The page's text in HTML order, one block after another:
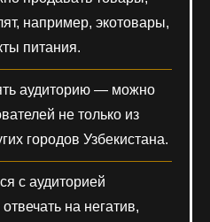
например, экотовары,
питания.
аудиторию — можно
не только из
городов Узбекистана.
с аудиторией
на негатив,